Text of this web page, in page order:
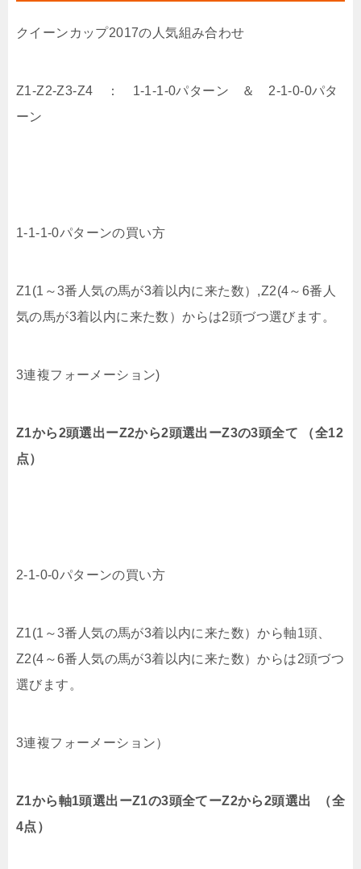
クイーンカップ2017の人気組み合わせ
Z1-Z2-Z3-Z4 ： 1-1-1-0パターン ＆ 2-1-0-0パタ
ーン
1-1-1-0パターンの買い方
Z1(1～3番人気の馬が3着以内に来た数）,Z2(4～6番人
気の馬が3着以内に来た数）からは2頭づつ選びます。
3連複フォーメーション)
Z1から2頭選出ーZ2から2頭選出ーZ3の3頭全て （全12
点）
2-1-0-0パターンの買い方
Z1(1～3番人気の馬が3着以内に来た数）から軸1頭、
Z2(4～6番人気の馬が3着以内に来た数）からは2頭づつ
選びます。
3連複フォーメーション）
Z1から軸1頭選出ーZ1の3頭全てーZ2から2頭選出 （全
4点）